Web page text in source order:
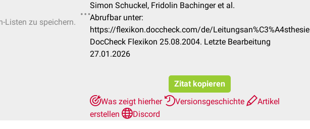
Listen zu speichern.
Simon Schuckel, Fridolin Bachinger et al.
Abrufbar unter:
https://flexikon.doccheck.com/de/Leitungsan%C3%A4sthesie
DocCheck Flexikon 25.08.2004. Letzte Bearbeitung
27.01.2026
Zitat kopieren
Was zeigt hierher
Versionsgeschichte
Artikel
erstellen
Discord